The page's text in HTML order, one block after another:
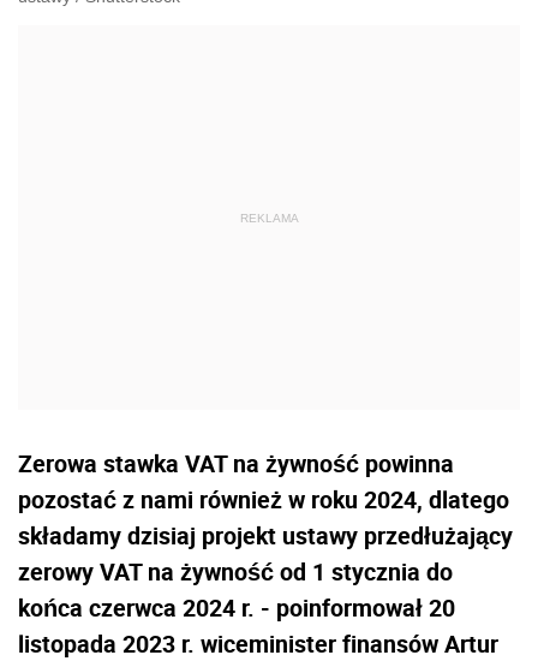
Zerowa stawka VAT na żywność powinna
pozostać z nami również w roku 2024, dlatego
składamy dzisiaj projekt ustawy przedłużający
zerowy VAT na żywność od 1 stycznia do
końca czerwca 2024 r. - poinformował 20
listopada 2023 r. wiceminister finansów Artur